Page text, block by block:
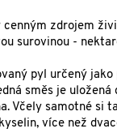
cenným zdrojem
surovinou -
pyl určený
směs je
Včely samotné si
více než